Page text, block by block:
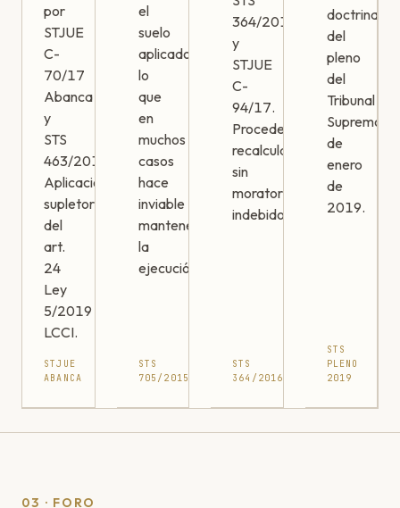
por
STJUE
C-
70/17
Abanca
y
STS
463/2019.
Aplicación
supletoria
del
art.
24
Ley
5/2019
LCCI.
STJUE
ABANCA
el
suelo
aplicado,
lo
que
en
muchos
casos
hace
inviable
mantener
la
ejecución.
STS
705/2015
364/2016
y
STJUE
C-
94/17.
Procede
recalcular
sin
moratorios
indebidos.
STS
364/2016
doctrina
del
pleno
del
Tribunal
Supremo
de
enero
de
2019.
STS
PLENO
2019
03 · FORO